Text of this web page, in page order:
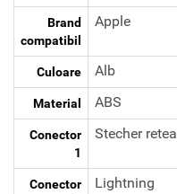
Brand
compatibil
Apple
Culoare Alb
Material ABS
Conector
1
Stecher retea
Conector
Lightning